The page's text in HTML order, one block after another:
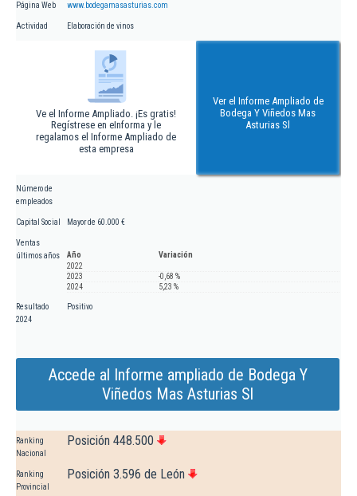
Página Web www.bodegamasasturias.com
Actividad Elaboración de vinos
Ve el Informe Ampliado. ¡Es gratis!
Regístrese en eInforma y le
regalamos el Informe Ampliado de
esta empresa
Ver el Informe Ampliado de
Bodega Y Viñedos Mas
Asturias Sl
Número de
empleados
Capital Social Mayor de 60.000 €
Ventas
últimos años
Año
Variación
2022
2023
-0,68 %
2024
5,23 %
Resultado
2024
Positivo
Accede al Informe ampliado de Bodega Y
Viñedos Mas Asturias Sl
Ranking
Nacional
Posición 448.500
Ranking
Provincial
Posición 3.596 de León